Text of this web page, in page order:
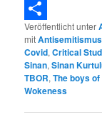
Telegram
Teilen
Veröffentlicht unter
mitAntisemitismus
Covid,Critical
Sinan,Sinan
TBOR,The boys
Wokeness